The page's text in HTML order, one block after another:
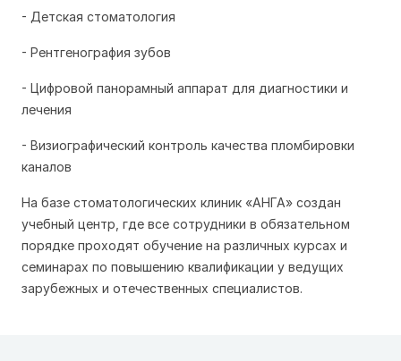
- Детская стоматология
- Рентгенография зубов
- Цифровой панорамный аппарат для диагностики и
лечения
- Визиографический контроль качества пломбировки
каналов
На базе стоматологических клиник «АНГА» создан
учебный центр, где все сотрудники в обязательном
порядке проходят обучение на различных курсах и
семинарах по повышению квалификации у ведущих
зарубежных и отечественных специалистов.